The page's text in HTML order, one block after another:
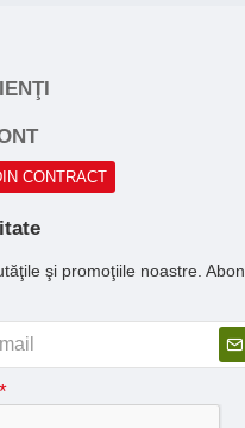
CONTRACT
şi promoţiile noastre.